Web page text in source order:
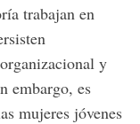
trabajan en
y
embargo, es
mujeres jóvenes